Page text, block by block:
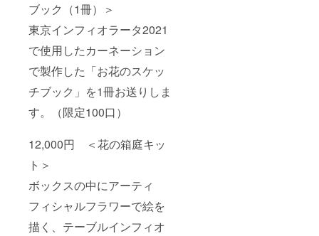
ブック（1冊）＞
東京インフィオラータ2021
で使用したカーネーション
で製作した「お花のスケッ
チブック」を1冊お送りしま
す。（限定100口）
12,000円 ＜花の箱庭キッ
ト＞
ボックスの中にアーティ
フィシャルフラワーで絵を
描く、テーブルインフィオ